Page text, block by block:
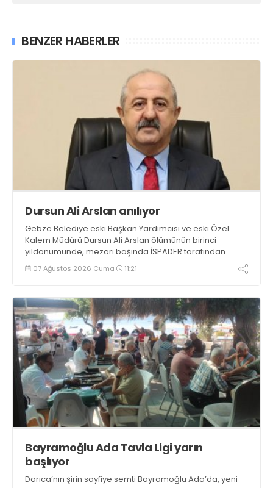
BENZER HABERLER
Dursun Ali Arslan anılıyor
Gebze Belediye eski Başkan Yardımcısı ve eski Özel
Kalem Müdürü Dursun Ali Arslan ölümünün birinci
yıldönümünde, mezarı başında İSPADER tarafından
düzenlenen etkinlikte mezarı başında anılacak
07 Ağustos 2026 Cuma 11:21
Bayramoğlu Ada Tavla Ligi yarın
başlıyor
Darıca’nın şirin sayfiye semti Bayramoğlu Ada’da, yeni